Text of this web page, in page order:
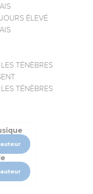
ÉLEVÉ
TÉNÈBRES
TÉNÈBRES